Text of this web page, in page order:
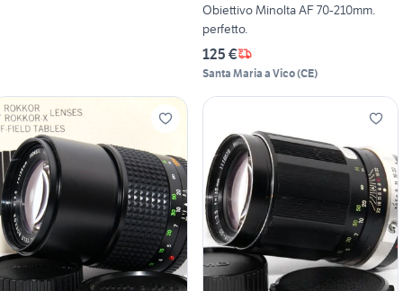
Obiettivo Minolta AF 70-210mm.
perfetto.
125 €
Santa Maria a Vico(CE)